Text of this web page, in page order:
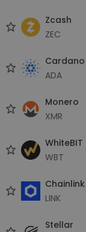
Zcash
ZEC
Cardano
ADA
Monero
XMR
WhiteBIT
WBT
Chainlink
LINK
Stellar